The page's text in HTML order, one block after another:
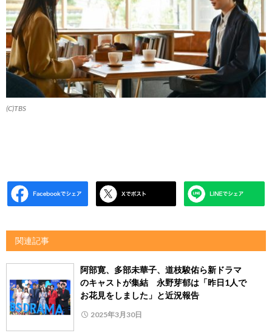
(C)TBS
関連記事
阿部寛、多部未華子、道枝駿佑ら新ドラマ
のキャストが集結 永野芽郁は「昨日1人で
お花見をしました」と近況報告
2025年3月30日